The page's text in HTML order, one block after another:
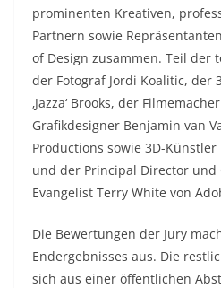
prominenten Kreativen,
Partnern sowie
of Design zusammen. Teil der
der Fotograf Jordi Koalitic, der
‚Jazza‘ Brooks, der
Grafikdesigner Benjamin van
Productions sowie 3D-Künstler
und der Principal Director und
Evangelist Terry White von
Die Bewertungen der Jury
Endergebnisses aus. Die
sich aus einer öffentlichen